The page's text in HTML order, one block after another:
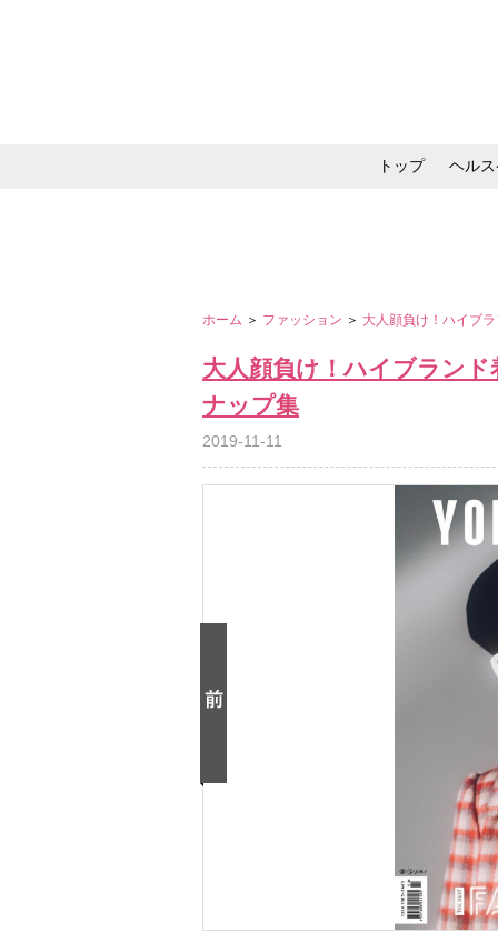
トップ ヘル
ホーム ＞ ファッション ＞ 大人顔負け！ハイブ
大人顔負け！ハイブラン
ナップ集
2019-11-11